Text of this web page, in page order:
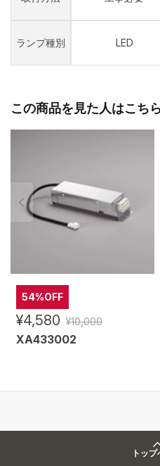
ランプ種別 LED
この商品を見た人はこち
54%OFF
¥4,580 ¥10,000
XA433002
トッ